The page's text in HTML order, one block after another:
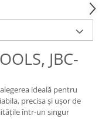
JBC-
ideală pentru
precisa și ușor de
într-un singur